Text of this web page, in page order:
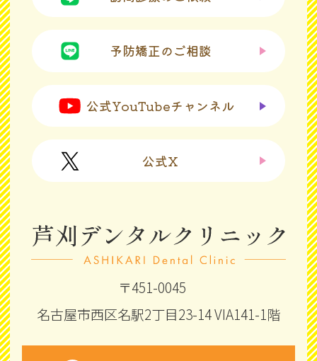
予防矯正のご相談
公式YouTubeチャンネル
公式X
〒451-0045
名古屋市西区名駅2丁目23-14 VIA141-1階